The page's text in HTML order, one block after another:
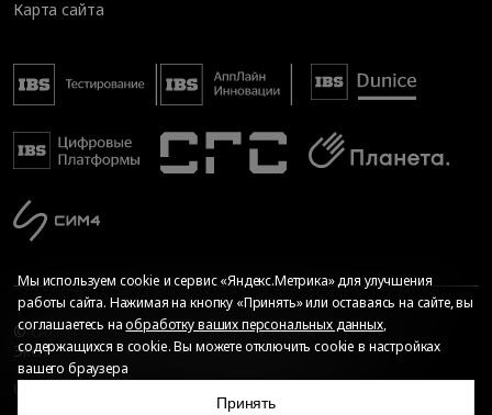
Карта сайта
© Общество с ограниченной ответственностью «ИБС
Экспертиза», 2026. Все права защищены
Мы используем cookie и сервис «Яндекс.Метрика» для улучшения
работы сайта. Нажимая на кнопку «Принять» или оставаясь на сайте, вы
соглашаетесь наобработку ваших персональных данных,
содержащихся в cookie. Вы можете отключить cookie в настройках
вашего браузера
Принять